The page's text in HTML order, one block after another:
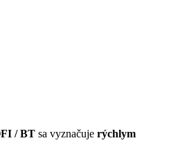
/ BT sa vyznačuje rýchlym